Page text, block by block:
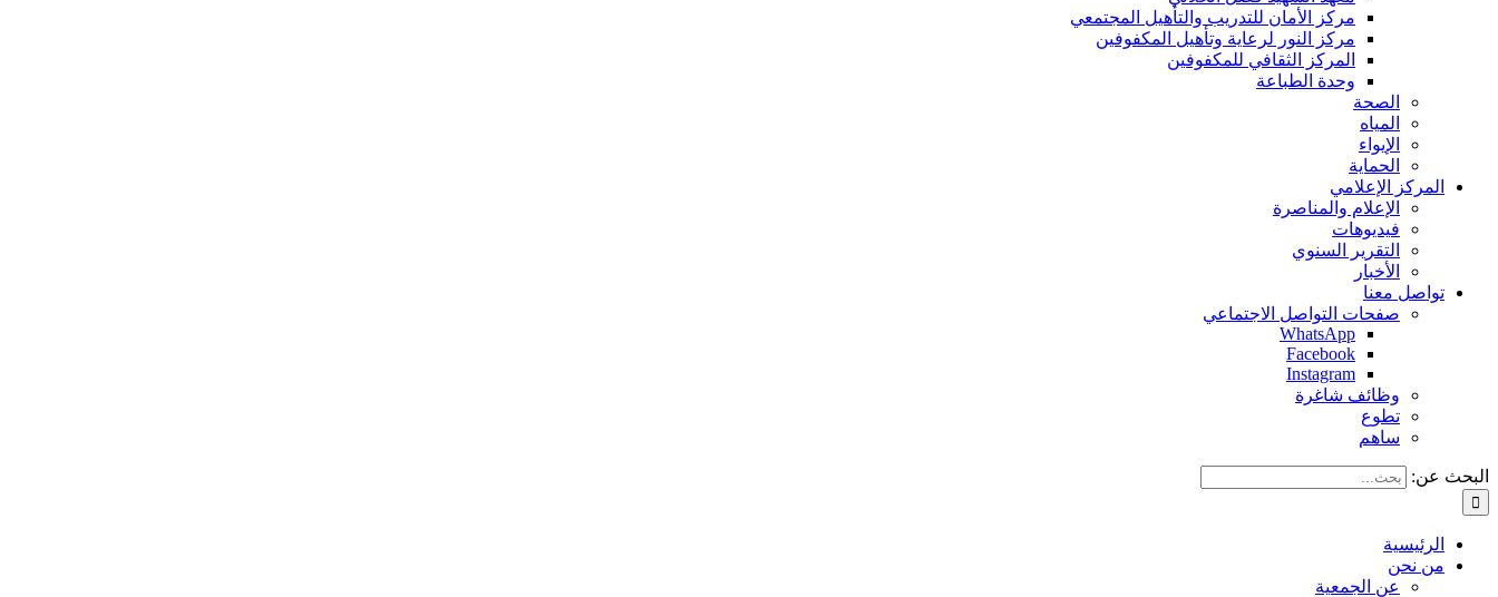
مركز الأمان للتدريب والتأهيل المجتمعي
مركز النور لرعاية وتأهيل المكفوفين
المركز الثقافي للمكفوفين
وحدة الطباعة
الصحة
المياه
الإيواء
الحماية
المركز الإعلامي
الإعلام والمناصرة
فيديوهات
التقرير السنوي
الأخبار
تواصل معنا
صفحات التواصل الاجتماعي
WhatsApp
Facebook
Instagram
وظائف شاغرة
تطوع
ساهم
البحث عن:
الرئيسية
من نحن
عن الجمعية